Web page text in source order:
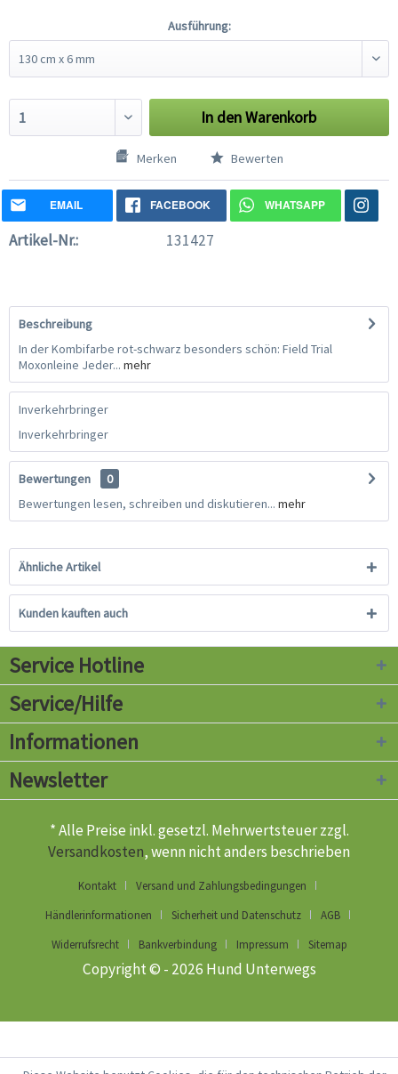
Ausführung:
In denWarenkorb
Merken Bewerten
EMAIL FACEBOOK WHATSAPP
Artikel-Nr.: 131427
Beschreibung
In der Kombifarbe rot-schwarz besonders schön: Field Trial
Moxonleine Jeder... mehr
Inverkehrbringer
Inverkehrbringer
Bewertungen
0
Bewertungen lesen, schreiben und diskutieren... mehr
Ähnliche Artikel
Kunden kauften auch
Service Hotline
Service/Hilfe
Informationen
Newsletter
* Alle Preise inkl. gesetzl. Mehrwertsteuer zzgl.
Versandkosten, wenn nicht anders beschrieben
Kontakt
Versand und Zahlungsbedingungen
Händlerinformationen
Sicherheit und Datenschutz
AGB
Widerrufsrecht
Bankverbindung Impressum Sitemap
Copyright © - 2026 Hund Unterwegs